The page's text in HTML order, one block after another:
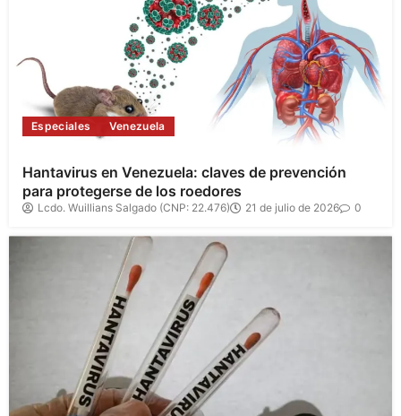
Especiales Venezuela
Hantavirus en Venezuela: claves de prevención
para protegerse de los roedores
Lcdo. Wuillians Salgado (CNP: 22.476) 21 de julio de 2026 0